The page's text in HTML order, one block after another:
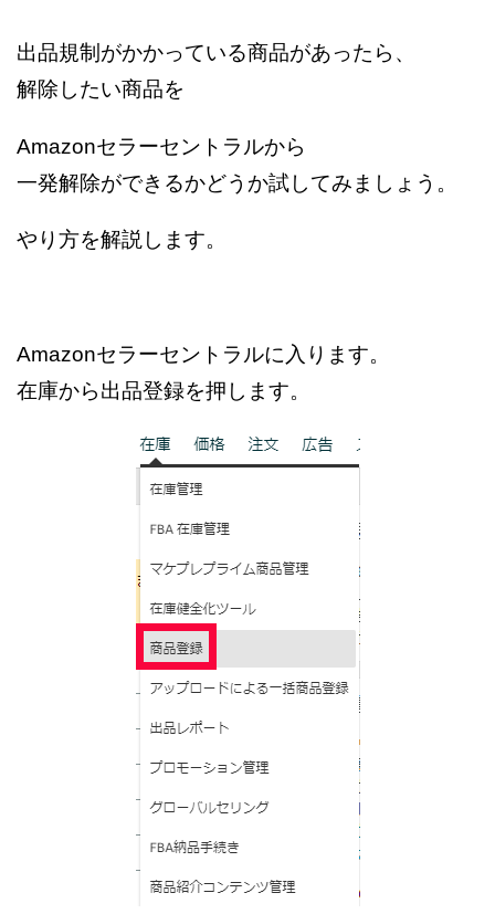
出品規制がかかっている商品があったら、
解除したい商品を
Amazonセラーセントラルから
一発解除ができるかどうか試してみましょう。
やり方を解説します。
Amazonセラーセントラルに入ります。
在庫から出品登録を押します。